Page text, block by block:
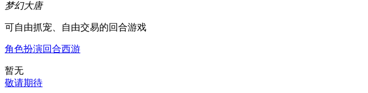
梦幻大唐
可自由抓宠、自由交易的回合游戏
角色扮演回合西游
暂无
敬请期待